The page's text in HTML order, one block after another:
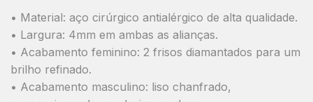
• Material: aço cirúrgico antialérgico de alta qualidade.
• Largura: 4mm em ambas as alianças.
• Acabamento feminino: 2 frisos diamantados para um
brilho refinado.
• Acabamento masculino: liso chanfrado,